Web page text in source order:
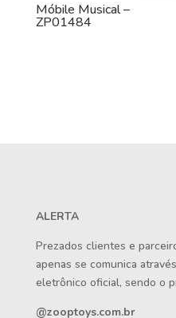
Móbile Musical –
ZP01484
ALERTA
Prezados clientes e
apenas se comunica
eletrônico oficial, sendo o
@zooptoys.com.br